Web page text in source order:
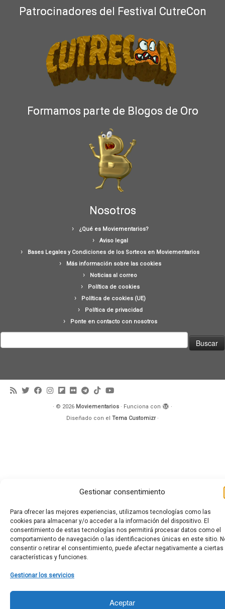
Gestionar consentimiento
Para ofrecer las mejores experiencias, utilizamos tecnologías como las
cookies para almacenar y/o acceder a la información del dispositivo. El
consentimiento de estas tecnologías nos permitirá procesar datos como el
comportamiento de navegación o las identificaciones únicas en este sitio.
consentir o retirar el consentimiento, puede afectar negativamente a ciertas
características y funciones.
Gestionar los servicios
Aceptar
Patrocinadores del Festival CutreCon
Formamos parte de Blogos de Oro
Nosotros
¿Qué es Moviementarios?
Aviso legal
Bases Legales y Condiciones de los Sorteos en Moviementarios
Más información sobre las cookies
Noticias al correo
Política de cookies
Política de cookies (UE)
Política de privacidad
Ponte en contacto con nosotros
· © 2026 Moviementarios · Funciona con
·
Diseñado con el Tema Customizr·